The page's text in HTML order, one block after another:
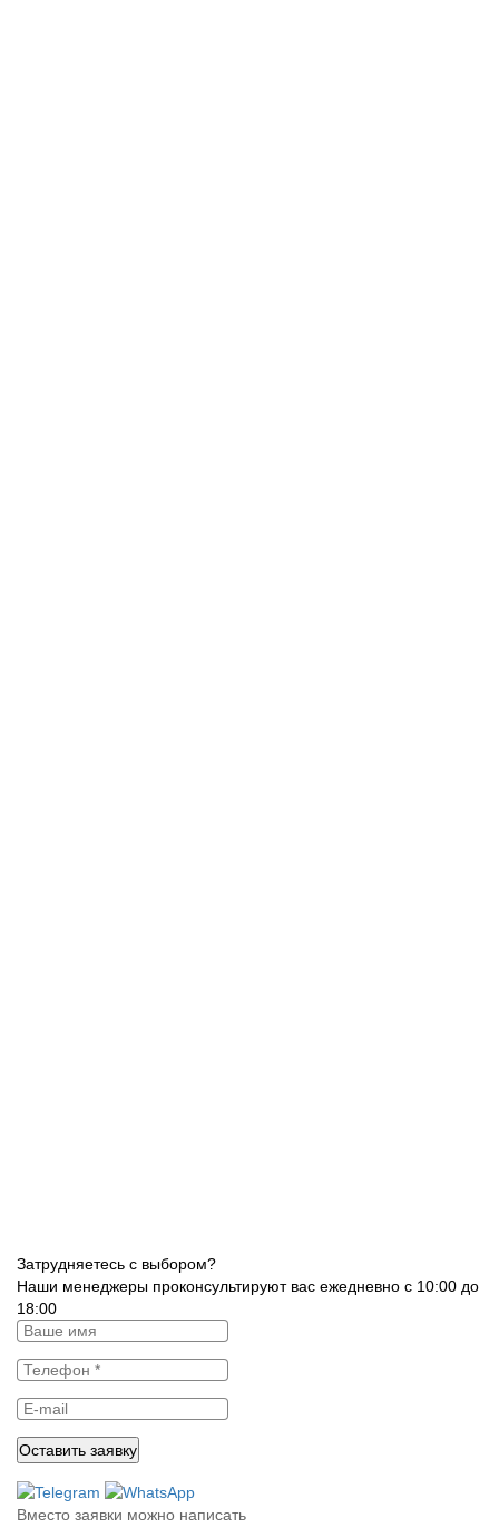
Затрудняетесь с выбором?
Наши менеджеры проконсультируют вас ежедневно с 10:00 до
18:00
Вместо заявки можно написать